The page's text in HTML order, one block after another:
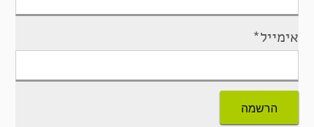
אימייל*